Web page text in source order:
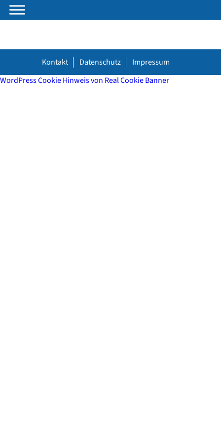
Kontakt Datenschutz
Impressum
WordPress Cookie Hinweis von Real Cookie Banner